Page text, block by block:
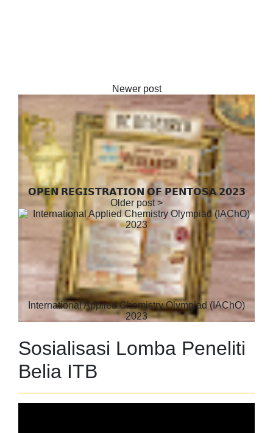
𝗢𝗣𝗘𝗡 𝗥𝗘𝗚𝗜𝗦𝗧𝗥𝗔𝗧𝗜𝗢𝗡 𝗢𝗙 𝗣𝗘𝗡𝗧𝗢𝗦𝗔 𝟮𝟬𝟮𝟯
International Applied Chemistry Olympiad (IAChO)
2023
Sosialisasi Lomba Peneliti
Belia ITB